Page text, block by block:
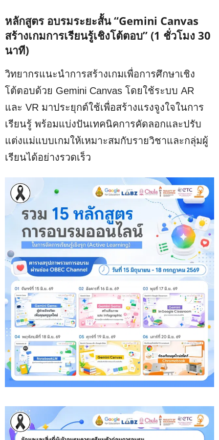
หลักสูตร อบรมระยะสั้น “Gemini Canvas
สร้างเกมการเรียนรู้เชิงโต้ตอบ” (1 ชั่วโมง 30
นาที)
วิทยากรแนะนำการสร้างเกมเพื่อการศึกษาเชิง
โต้ตอบด้วย Gemini Canvas โดยใช้ระบบ AR
และ VR มาประยุกต์ใช้เพื่อสร้างแรงจูงใจในการ
เรียนรู้ พร้อมแบ่งปันเทคนิคการคัดลอกและปรับ
แต่งแม่แบบเกมให้เหมาะสมกับรายวิชาและกลุ่มผู้
เรียนได้อย่างรวดเร็ว